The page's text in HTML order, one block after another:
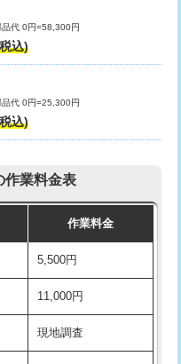
16,500円
現場見積
。
16,500円+材料費
11,000円+材料費
13,200円
16,500円
16,500円
16,500円
3,300円
代 0円=58,300円
込)
代 0円=25,300円
込)
作業料金表
作業料金
5,500円
11,000円
現地調査